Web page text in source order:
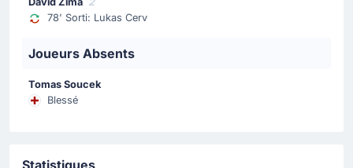
55'
Alexandr Sojka
Alexandr Sojka cède sa place à Jaroslav Zeleny pour
changement.
78' Sorti: Lukas Cerv
Joueurs Absents
Tomas Soucek
Blessé